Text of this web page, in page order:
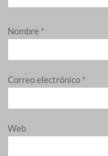
Nombre *
Correo electrónico *
Web